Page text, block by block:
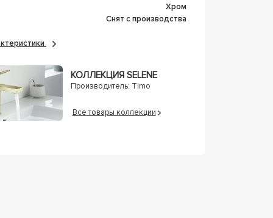
Хром
Снят с производства
КОЛЛЕКЦИЯ SELENE
Производитель: Timo
Все товары коллекции